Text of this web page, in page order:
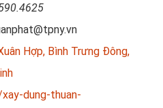
Hợp, Bình Trưng Đông,
dung-thuan-